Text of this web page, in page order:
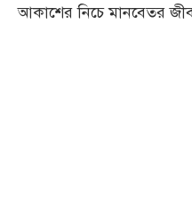
আকাশের নিচে মানবেতর